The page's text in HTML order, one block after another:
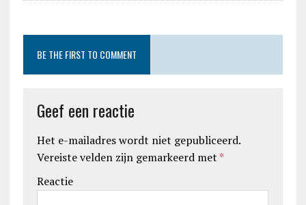
BE THE FIRST TO COMMENT
Geef een reactie
Het e-mailadres wordt niet gepubliceerd.
Vereiste velden zijn gemarkeerd met *
Reactie